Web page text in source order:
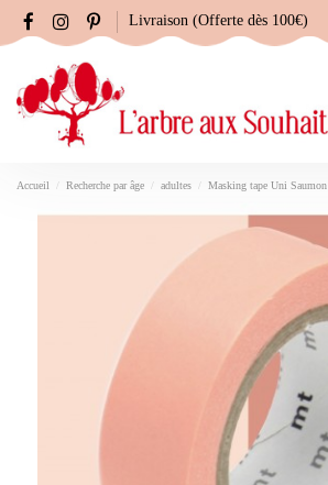
Livraison (Offerte dès 100€)
Accueil Recherche par âge adultes Masking tape Uni Saumon